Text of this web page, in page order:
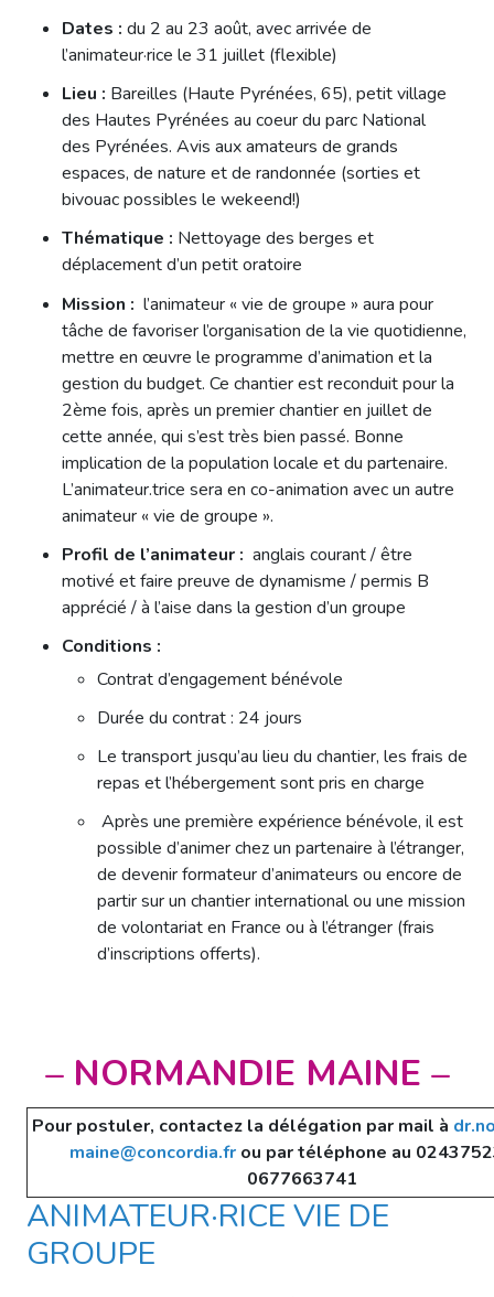
Dates : du 2 au 23 août, avec arrivée de
l’animateur·rice le 31 juillet (flexible)
Lieu : Bareilles (Haute Pyrénées, 65), petit village
des Hautes Pyrénées au coeur du parc National
des Pyrénées. Avis aux amateurs de grands
espaces, de nature et de randonnée (sorties et
bivouac possibles le wekeend!)
Thématique : Nettoyage des berges et
déplacement d’un petit oratoire
Mission : l’animateur « vie de groupe » aura pour
tâche de favoriser l’organisation de la vie quotidienne,
mettre en œuvre le programme d’animation et la
gestion du budget. Ce chantier est reconduit pour la
2ème fois, après un premier chantier en juillet de
cette année, qui s’est très bien passé. Bonne
implication de la population locale et du partenaire.
L’animateur.trice sera en co-animation avec un autre
animateur « vie de groupe ».
Profil de l’animateur : anglais courant / être
motivé et faire preuve de dynamisme / permis B
apprécié / à l’aise dans la gestion d’un groupe
Conditions :
Contrat d’engagement bénévole
Durée du contrat : 24 jours
Le transport jusqu’au lieu du chantier, les frais de
repas et l’hébergement sont pris en charge
Après une première expérience bénévole, il est
possible d’animer chez un partenaire à l’étranger,
de devenir formateur d’animateurs ou encore de
partir sur un chantier international ou une mission
de volontariat en France ou à l’étranger (frais
d’inscriptions offerts).
– NORMANDIE MAINE –
Pour postuler, contactez la délégation par mail à
maine@concordia.frou par téléphone au
0677663741
ANIMATEUR·RICE VIE DE
GROUPE